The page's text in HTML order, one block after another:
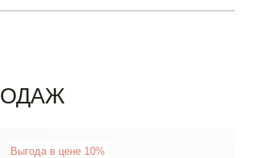
NewВыгода в цене 10%